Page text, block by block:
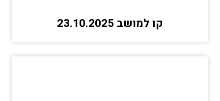
קו למושב 23.10.2025